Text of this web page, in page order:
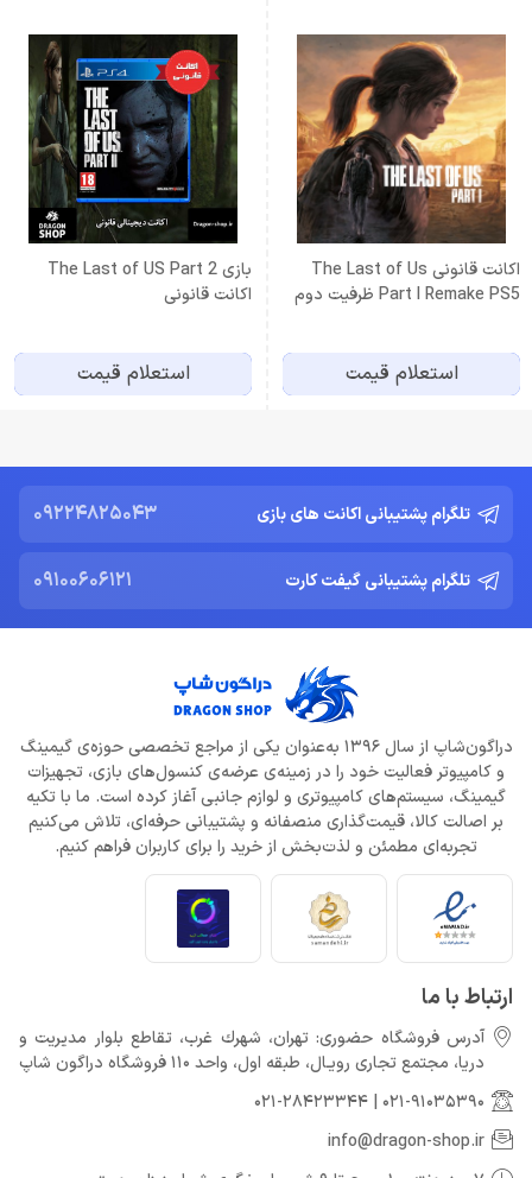
اکانت قانونی The Last of Us
Part I Remake PS5 ظرفیت دوم
استعلام قیمت
بازی The Last of US Part 2
اکانت قانونی
استعلام قیمت
تلگرام پشتیبانی اکانت های بازی 09224825043
تلگرام پشتیبانی گیفت کارت 09100606121
دراگون‌شاپ از سال 1396 به‌عنوان یکی از مراجع تخصصی حوزه‌ی گیمینگ
و کامپیوتر فعالیت خود را در زمینه‌ی عرضه‌ی کنسول‌های بازی، تجهیزات
گیمینگ، سیستم‌های کامپیوتری و لوازم جانبی آغاز کرده است. ما با تکیه
بر اصالت کالا، قیمت‌گذاری منصفانه و پشتیبانی حرفه‌ای، تلاش می‌کنیم
تجربه‌ای مطمئن و لذت‌بخش از خرید را برای کاربران فراهم کنیم.
ارتباط با ما
آدرس فروشگاه حضوری: تهران، شهرك غرب، تقاطع بلوار مدیریت و
دريا، مجتمع تجارى رويـال، طبقه اول، واحد 110 فروشگاه دراگون شاپ
021-91035390
021-28423344
info@dragon-shop.ir